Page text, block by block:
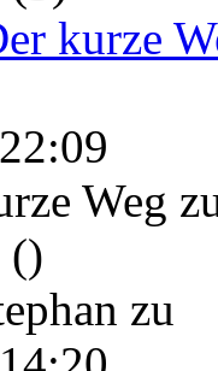
kurze
Weg
()
zu